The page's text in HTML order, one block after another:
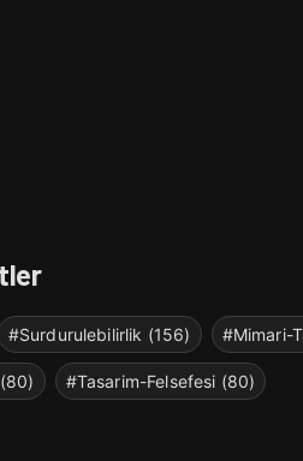
#Surdurulebilirlik (156) #Mimari-
#Tasarim-Felsefesi (80)